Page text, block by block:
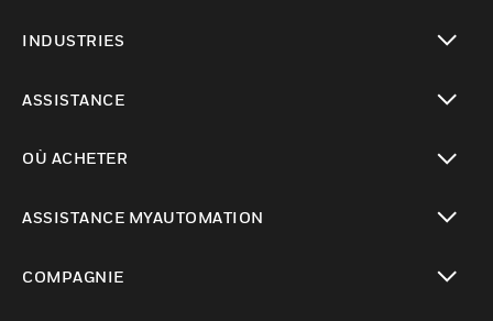
INDUSTRIES
ASSISTANCE
OÙ ACHETER
ASSISTANCE MYAUTOMATION
COMPAGNIE